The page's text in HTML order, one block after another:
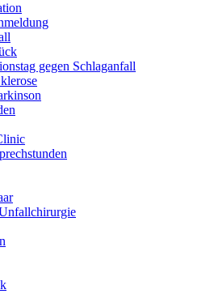
gegen Schlaganfall